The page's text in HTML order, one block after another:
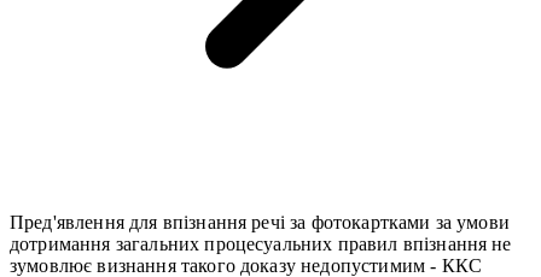
Пред'явлення для впізнання речі за фотокартками за умови
дотримання загальних процесуальних правил впізнання не
зумовлює визнання такого доказу недопустимим - ККС